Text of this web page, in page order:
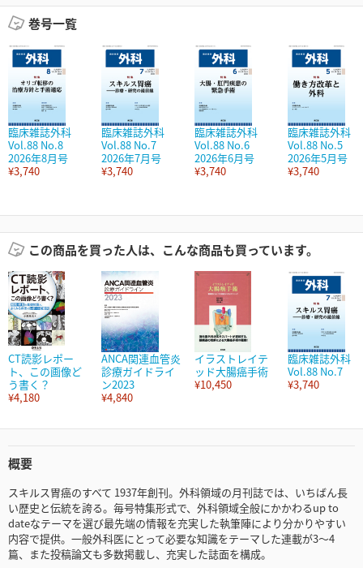
巻号一覧
臨床雑誌外科
Vol.88 No.8
2026年8月号
¥3,740
臨床雑誌外科
Vol.88 No.7
2026年7月号
¥3,740
臨床雑誌外科
Vol.88 No.6
2026年6月号
¥3,740
臨床雑誌外科
Vol.88 No.5
2026年5月号
¥3,740
この商品を買った人は、こんな商品も買っています。
CT読影レポー
ト、この画像ど
う書く？
¥4,180
ANCA関連血管炎
診療ガイドライ
ン2023
¥4,840
イラストレイテ
ッド大腸癌手術
¥10,450
臨床雑誌外科
Vol.88 No.7
¥3,740
概要
スキルス胃癌のすべて 1937年創刊。外科領域の月刊誌では、いちばん長
い歴史と伝統を誇る。毎号特集形式で、外科領域全般にかかわるup to
dateなテーマを選び最先端の情報を充実した執筆陣により分かりやすい
内容で提供。一般外科医にとって必要な知識をテーマした連載が3～4
篇、また投稿論文も多数掲載し、充実した誌面を構成。